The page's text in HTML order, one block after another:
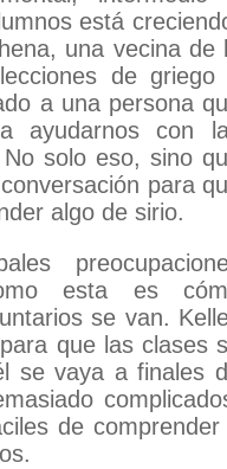
está
una vecina de
de griego
a una persona
ayudarnos con
solo eso, sino
para
algo de sirio.
esta es
se van.
que las clases
se vaya a finales
de comprender